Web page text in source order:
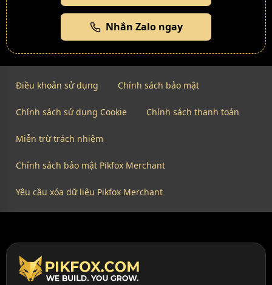
Nhắn Zalo ngay
Điều khoản sử dụng Chính sách bảo mật
Chính sách sử dụng Cookie Chính sách thanh toán
Miễn trừ trách nhiệm
Chính sách bảo mật Pikfox Merchant
Yêu cầu xóa dữ liệu Pikfox Merchant